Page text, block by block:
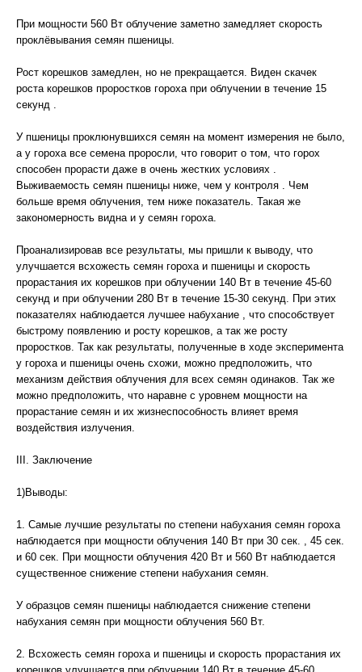
При мощности 560 Вт облучение заметно замедляет скорость
проклёвывания семян пшеницы.
Рост корешков замедлен, но не прекращается. Виден скачек
роста корешков проростков гороха при облучении в течение 15
секунд .
У пшеницы проклюнувшихся семян на момент измерения не было,
а у гороха все семена проросли, что говорит о том, что горох
способен прорасти даже в очень жестких условиях .
Выживаемость семян пшеницы ниже, чем у контроля . Чем
больше время облучения, тем ниже показатель. Такая же
закономерность видна и у семян гороха.
Проанализировав все результаты, мы пришли к выводу, что
улучшается всхожесть семян гороха и пшеницы и скорость
прорастания их корешков при облучении 140 Вт в течение 45-60
секунд и при облучении 280 Вт в течение 15-30 секунд. При этих
показателях наблюдается лучшее набухание , что способствует
быстрому появлению и росту корешков, а так же росту
проростков. Так как результаты, полученные в ходе эксперимента
у гороха и пшеницы очень схожи, можно предположить, что
механизм действия облучения для всех семян одинаков. Так же
можно предположить, что наравне с уровнем мощности на
прорастание семян и их жизнеспособность влияет время
воздействия излучения.
III. Заключение
1)Выводы:
1. Самые лучшие результаты по степени набухания семян гороха
наблюдается при мощности облучения 140 Вт при 30 сек. , 45 сек.
и 60 сек. При мощности облучения 420 Вт и 560 Вт наблюдается
существенное снижение степени набухания семян.
У образцов семян пшеницы наблюдается снижение степени
набухания семян при мощности облучения 560 Вт.
2. Всхожесть семян гороха и пшеницы и скорость прорастания их